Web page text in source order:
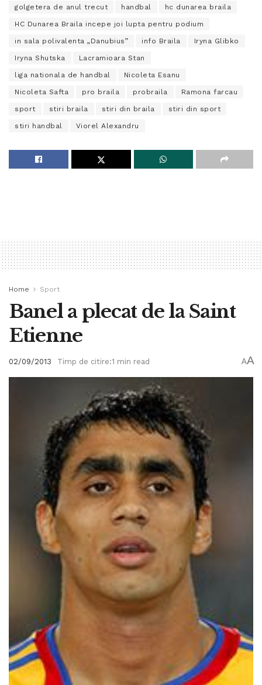
golgetera de anul trecut handbal hc dunarea braila
HC Dunarea Braila incepe joi lupta pentru podium
in sala polivalenta „Danubius” info Braila Iryna Glibko
Iryna Shutska Lacramioara Stan
liga nationala de handbal Nicoleta Esanu
Nicoleta Safta pro braila probraila Ramona farcau
sport stiri braila stiri din braila stiri din sport
stiri handbal Viorel Alexandru
Home Sport
Banel a plecat de la Saint
Etienne
02/09/2013 Timp de citire:1 min read AA